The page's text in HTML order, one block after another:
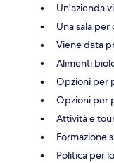
Un'azienda
Una sala
Viene data
Alimenti
Opzioni per
Opzioni per
Attività e
Formazione
Politica per